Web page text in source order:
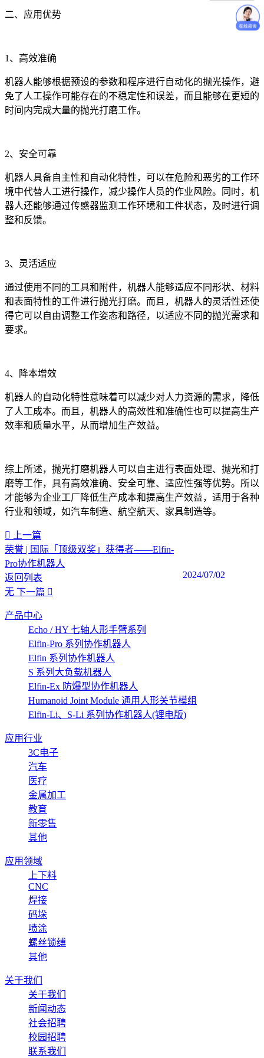
二、应用优势
1、高效准确
机器人能够根据预设的参数和程序进行自动化的抛光操作，避
免了人工操作可能存在的不稳定性和误差，而且能够在更短的
时间内完成大量的抛光打磨工作。
2、安全可靠
机器人具备自主性和自动化特性，可以在危险和恶劣的工作环
境中代替人工进行操作，减少操作人员的作业风险。同时，机
器人还能够通过传感器监测工作环境和工件状态，及时进行调
整和反馈。
3、灵活适应
通过使用不同的工具和附件，机器人能够适应不同形状、材料
和表面特性的工件进行抛光打磨。而且，机器人的灵活性还使
得它可以自由调整工作姿态和路径，以适应不同的抛光需求和
要求。
4、降本增效
机器人的自动化特性意味着可以减少对人力资源的需求，降低
了人工成本。而且，机器人的高效性和准确性也可以提高生产
效率和质量水平，从而增加生产效益。
综上所述，抛光打磨机器人可以自主进行表面处理、抛光和打
磨等工作，具有高效准确、安全可靠、适应性强等优势。所以
才能够为企业工厂降低生产成本和提高生产效益，适用于各种
行业和领域，如汽车制造、航空航天、家具制造等。‍
上一篇
荣誉 | 国际「顶级双奖」获得者——Elfin-
Pro协作机器人
2024/07/02
返回列表
无 下一篇
产品中心
Echo / HY 七轴人形手臂系列
Elfin-Pro 系列协作机器人
Elfin 系列协作机器人
S 系列大负载机器人
Elfin-Ex 防爆型协作机器人
Humanoid Joint Module 通用人形关节模组
Elfin-Li、S-Li 系列协作机器人(锂电版)
应用行业
3C电子
汽车
医疗
金属加工
教育
新零售
其他
应用领域
上下料
CNC
焊接
码垛
喷涂
螺丝锁缚
其他
关于我们
关于我们
新闻动态
社会招聘
校园招聘
联系我们
价格咨询